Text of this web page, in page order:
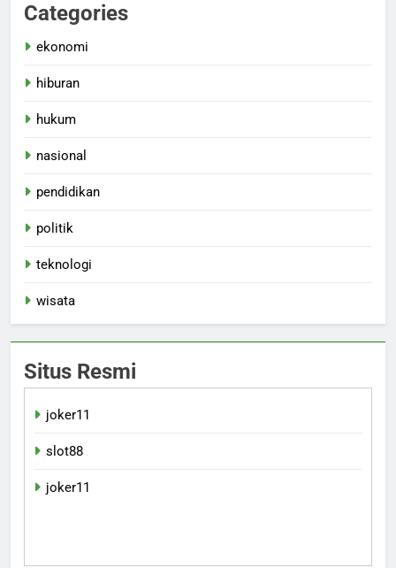
Categories
ekonomi
hiburan
hukum
nasional
pendidikan
politik
teknologi
wisata
Situs Resmi
joker11
slot88
joker11